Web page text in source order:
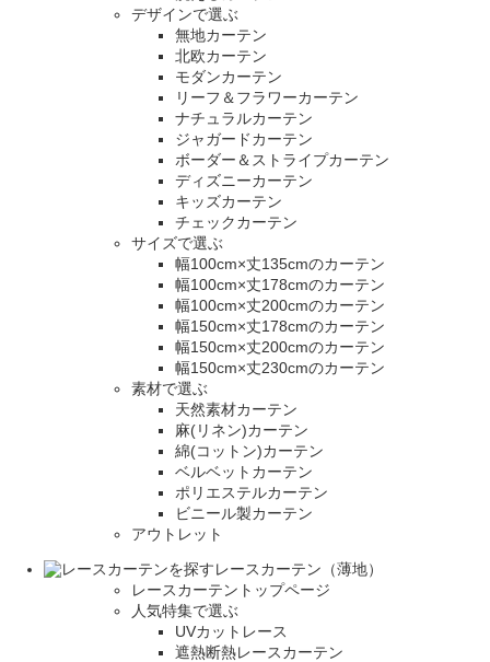
デザインで選ぶ
無地カーテン
北欧カーテン
モダンカーテン
リーフ＆フラワーカーテン
ナチュラルカーテン
ジャガードカーテン
ボーダー＆ストライプカーテン
ディズニーカーテン
キッズカーテン
チェックカーテン
サイズで選ぶ
幅100cm×丈135cmのカーテン
幅100cm×丈178cmのカーテン
幅100cm×丈200cmのカーテン
幅150cm×丈178cmのカーテン
幅150cm×丈200cmのカーテン
幅150cm×丈230cmのカーテン
素材で選ぶ
天然素材カーテン
麻(リネン)カーテン
綿(コットン)カーテン
ベルベットカーテン
ポリエステルカーテン
ビニール製カーテン
アウトレット
レースカーテン（薄地）
レースカーテントップページ
人気特集で選ぶ
UVカットレース
遮熱断熱レースカーテン